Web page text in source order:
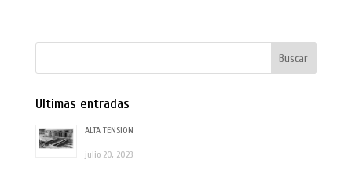
Ultimas entradas
ALTA TENSION
julio 20, 2023